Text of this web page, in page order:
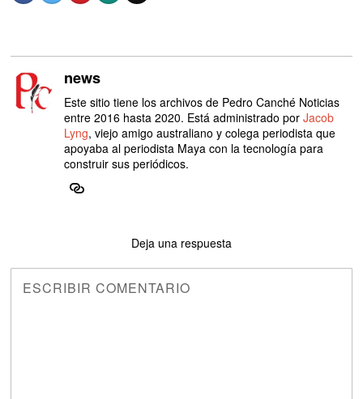
news
Este sitio tiene los archivos de Pedro Canché Noticias
entre 2016 hasta 2020. Está administrado porJacob
Lyng, viejo amigo australiano y colega periodista que
apoyaba al periodista Maya con la tecnología para
construir sus periódicos.
Deja una respuesta